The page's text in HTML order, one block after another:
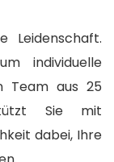
Leidenschaft.
individuelle
Team aus 25
Sie mit
dabei, Ihre